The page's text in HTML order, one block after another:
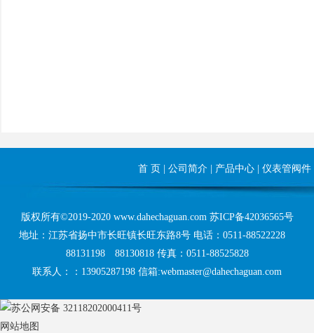
首 页 公司简介| 产品中心| 仪表管阀件
版权所有©2019-2020 www.dahechaguan.com 苏ICP备42036565号
地址：江苏省扬中市长旺镇长旺东路8号 电话：0511-88522228
88131198 88130818 传真：0511-88525828
联系人：：13905287198 信箱:webmaster@dahechaguan.com
苏公网安备 32118202000411号
网站地图